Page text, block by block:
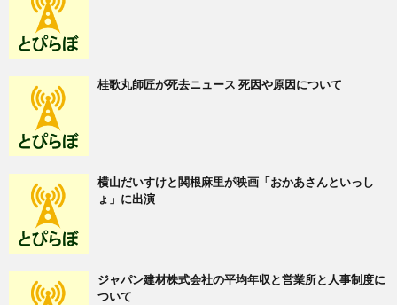
桂歌丸師匠が死去ニュース 死因や原因について
横山だいすけと関根麻里が映画「おかあさんといっし
ょ」に出演
ジャパン建材株式会社の平均年収と営業所と人事制度に
ついて